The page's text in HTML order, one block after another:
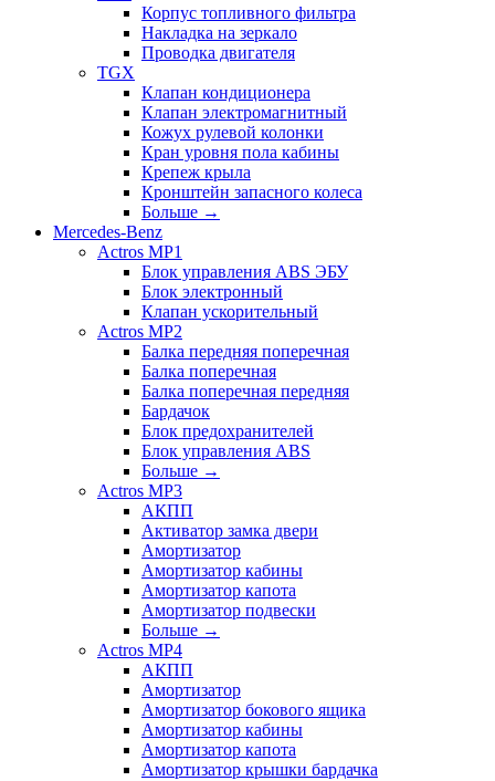
Корпус топливного фильтра
Накладка на зеркало
Проводка двигателя
TGX
Клапан кондиционера
Клапан электромагнитный
Кожух рулевой колонки
Кран уровня пола кабины
Крепеж крыла
Кронштейн запасного колеса
Больше →
Mercedes-Benz
Actros MP1
Блок управления ABS ЭБУ
Блок электронный
Клапан ускорительный
Actros MP2
Балка передняя поперечная
Балка поперечная
Балка поперечная передняя
Бардачок
Блок предохранителей
Блок управления ABS
Больше →
Actros MP3
АКПП
Активатор замка двери
Амортизатор
Амортизатор кабины
Амортизатор капота
Амортизатор подвески
Больше →
Actros MP4
АКПП
Амортизатор
Амортизатор бокового ящика
Амортизатор кабины
Амортизатор капота
Амортизатор крышки бардачка